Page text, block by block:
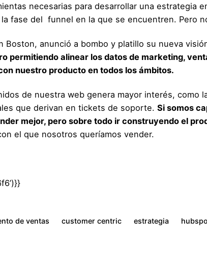
necesarias para desarrollar una estrategia
fase del funnel en la que se encuentren. Pero
anunció a bombo y platillo su nueva
permitiendo alinear los datos de marketing,
nuestro producto en todos los ámbitos.
de nuestra web genera mayor interés, como
que derivan en tickets de soporte. Si somos
mejor, pero sobre todo ir construyendo el
el que nosotros queríamos vender.
de ventas customer centric estrategia